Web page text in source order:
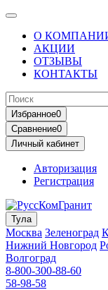
О
АКЦИИ
ОТЗЫВЫ
КОНТАКТЫ
Избранное0
Сравнение0
Личный кабинет
Авторизация
Регистрация
Тула
Москва Зеленоград
Нижний Новгород
Волгоград
8-800-300-88-60
58-98-58